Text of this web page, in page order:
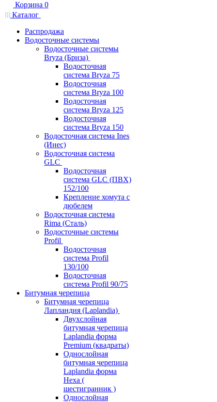
Корзина 0
Каталог
Распродажа
Водосточные системы
Водосточные системы
Bryza (Бриза)
Водосточная
система Bryza 75
Водосточная
система Bryza 100
Водосточная
система Bryza 125
Водосточная
система Bryza 150
Водосточная система Ines
(Инес)
Водосточная система
GLC
Водосточная
система GLC (ПВХ)
152/100
Крепление хомута с
дюбелем
Водосточная система
Rima (Сталь)
Водосточные системы
Profil
Водосточная
система Profil
130/100
Водосточная
система Profil 90/75
Битумная черепица
Битумная черепица
Лапландия (Laplandia)
Двухслойная
битумная черепица
Laplandia форма
Premium (квадраты)
Однослойная
битумная черепица
Laplandia форма
Hexa (
шестигранник )
Однослойная